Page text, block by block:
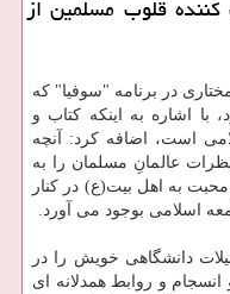
كننده قلوب مسلمین از
در برنامه "سوفیا" که
اشاره به اینکه کتاب و
است، اضافه کرد: آنچه
عالمانِ مسلمان را به
به اهل بیت(ع) در کنار
اسلامی بوجود می آورد.
دانشگاهی خویش را در
و روابط همدلانه ای